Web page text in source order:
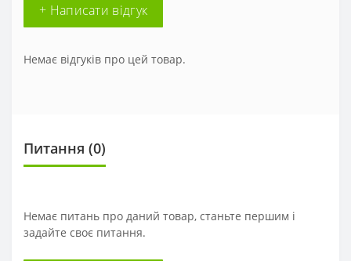
+ Написати відгук
Немає відгуків про цей товар.
Питання (0)
Немає питань про даний товар, станьте першим і
задайте своє питання.